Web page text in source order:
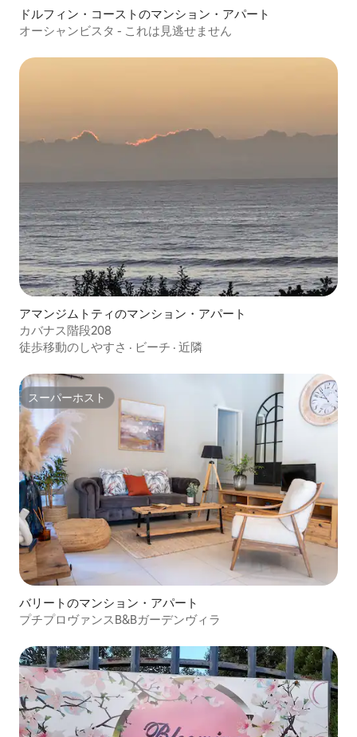
ドルフィン・コーストのマンション・アパート
オーシャンビスタ - これは見逃せません
アマンジムトティのマンション・アパート
カバナス階段208
徒歩移動のしやすさ · ビーチ · 近隣
スーパーホスト
スーパーホスト
バリートのマンション・アパート
プチプロヴァンスB&Bガーデンヴィラ